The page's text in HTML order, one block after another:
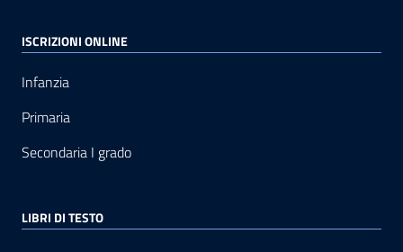
ISCRIZIONI ONLINE
Infanzia
Primaria
Secondaria I grado
LIBRI DI TESTO